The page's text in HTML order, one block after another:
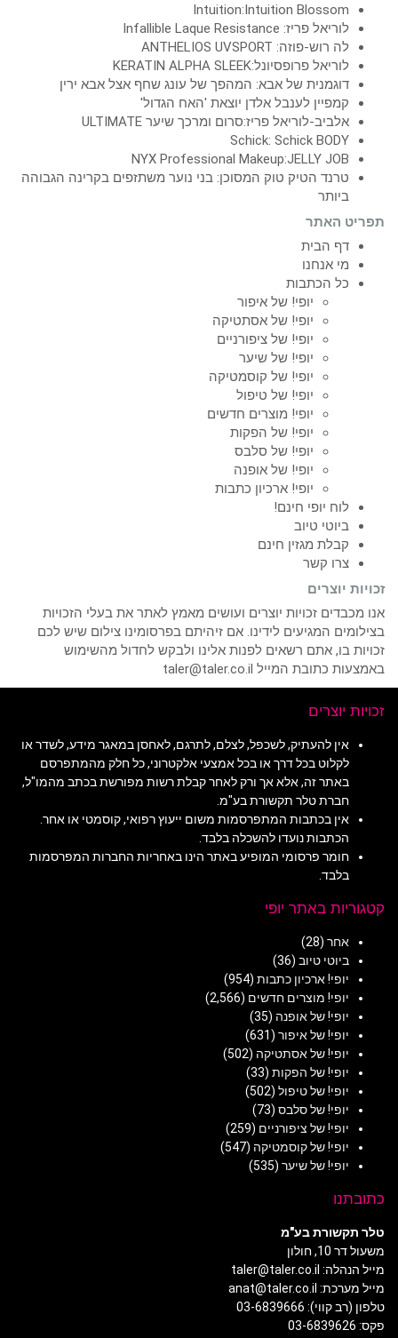
Intuition:Intuition Blossom
לוריאל פריז: Infallible Laque Resistance
לה רוש-פוזה: ANTHELIOS UVSPORT
לוריאל פרופסיונל:KERATIN ALPHA SLEEK
דוגמנית של אבא: המהפך של עונג שחף אצל אבא ירין
קמפיין לענבל אלדן יוצאת 'האח הגדול'
אלביב-לוריאל פריז:סרום ומרכך שיער ULTIMATE
Schick: Schick BODY
NYX Professional Makeup:JELLY JOB
טרנד הטיק טוק המסוכן: בני נוער משתזפים בקרינה הגבוהה
ביותר
תפריט האתר
דף הבית
מי אנחנו
כל הכתבות
יופי! של איפור
יופי! של אסתטיקה
יופי! של ציפורניים
יופי! של שיער
יופי! של קוסמטיקה
יופי! של טיפול
יופי! מוצרים חדשים
יופי! של הפקות
יופי! של סלבס
יופי! של אופנה
יופי! ארכיון כתבות
לוח יופי חינם!
ביוטי טיוב
קבלת מגזין חינם
צרו קשר
זכויות יוצרים
אנו מכבדים זכויות יוצרים ועושים מאמץ לאתר את בעלי הזכויות
בצילומים המגיעים לידינו. אם זיהיתם בפרסומינו צילום שיש לכם
זכויות בו, אתם רשאים לפנות אלינו ולבקש לחדול מהשימוש
באמצעות כתובת המייל taler@taler.co.il
זכויות יוצרים
אין להעתיק, לשכפל, לצלם, לתרגם, לאחסן במאגר מידע, לשדר או
לקלוט בכל דרך או בכל אמצעי אלקטרוני, כל חלק מהמתפרסם
באתר זה, אלא אך ורק לאחר קבלת רשות מפורשת בכתב מהמו"ל,
חברת טלר תקשורת בע"מ.
אין בכתבות המתפרסמות משום ייעוץ רפואי, קוסמטי או אחר.
הכתבות נועדו להשכלה בלבד.
חומר פרסומי המופיע באתר הינו באחריות החברות המפרסמות
בלבד.
קטגוריות באתר יופי
אחר (28)
ביוטי טיוב (36)
יופי! ארכיון כתבות (954)
יופי! מוצרים חדשים (2,566)
יופי! של אופנה (35)
יופי! של איפור (631)
יופי! של אסתטיקה (502)
יופי! של הפקות (33)
יופי! של טיפול (502)
יופי! של סלבס (73)
יופי! של ציפורניים (259)
יופי! של קוסמטיקה (547)
יופי! של שיער (535)
כתובתנו
טלר תקשורת בע"מ
משעול דר 10, חולון
מייל הנהלה: taler@taler.co.il
מייל מערכת: anat@taler.co.il
טלפון (רב קווי): 03-6839666
פקס: 03-6839626